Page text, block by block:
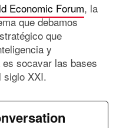
Economic Forum, la
que debamos
que
y
socavar las bases
siglo XXI.